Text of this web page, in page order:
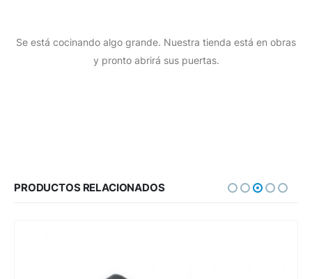
Se está cocinando algo grande. Nuestra tienda está en obras
y pronto abrirá sus puertas.
PRODUCTOS RELACIONADOS